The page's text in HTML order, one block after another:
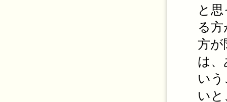
と
る
方が
は、
い
い